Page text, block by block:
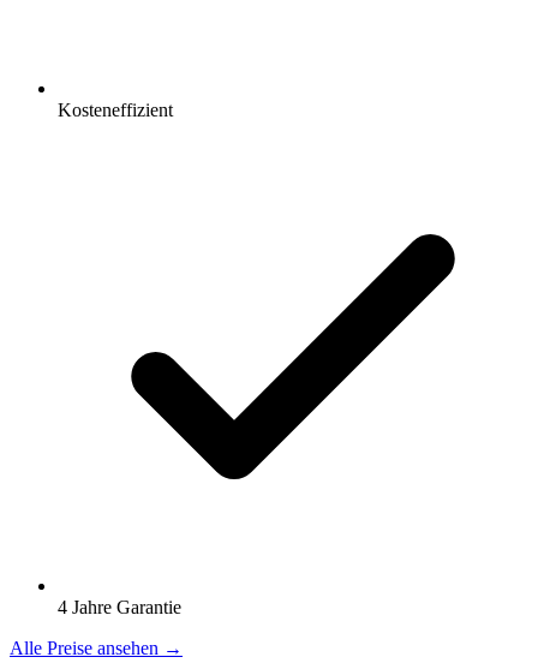
Kosteneffizient
4 Jahre Garantie
Alle Preise ansehen →